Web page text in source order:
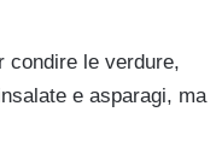
condire le verdure,
e asparagi, ma